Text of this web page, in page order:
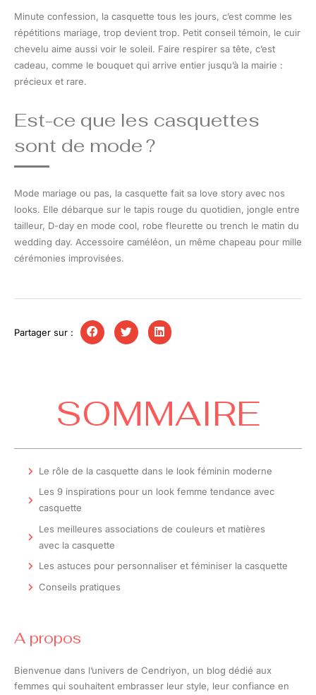
Minute confession, la casquette tous les jours, c’est comme les
répétitions mariage, trop devient trop. Petit conseil témoin, le cuir
chevelu aime aussi voir le soleil. Faire respirer sa tête, c’est
cadeau, comme le bouquet qui arrive entier jusqu’à la mairie :
précieux et rare.
Est-ce que les casquettes
sont de mode ?
Mode mariage ou pas, la casquette fait sa love story avec nos
looks. Elle débarque sur le tapis rouge du quotidien, jongle entre
tailleur, D-day en mode cool, robe fleurette ou trench le matin du
wedding day. Accessoire caméléon, un même chapeau pour mille
cérémonies improvisées.
Partager sur :
SOMMAIRE
Le rôle de la casquette dans le look féminin moderne
Les 9 inspirations pour un look femme tendance avec
casquette
Les meilleures associations de couleurs et matières
avec la casquette
Les astuces pour personnaliser et féminiser la casquette
Conseils pratiques
A propos
Bienvenue dans l’univers de Cendriyon, un blog dédié aux
femmes qui souhaitent embrasser leur style, leur confiance en